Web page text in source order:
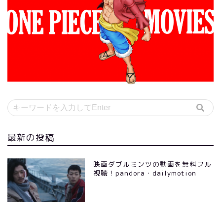
最新の投稿
映画ダブルミンツの動画を無料フル
視聴！pandora・dailymotion